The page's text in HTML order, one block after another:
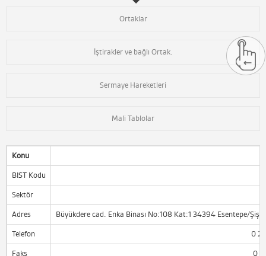
Ortaklar
İştirakler ve bağlı Ortak.
Sermaye Hareketleri
Mali Tablolar
Konu
BIST Kodu
Sektör
Adres Büyükdere cad. Enka Binası No:108 Kat:1 34394 Esentepe/Şişli
Telefon 0
Faks 0